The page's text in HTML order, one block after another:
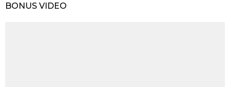
BONUS VIDEO